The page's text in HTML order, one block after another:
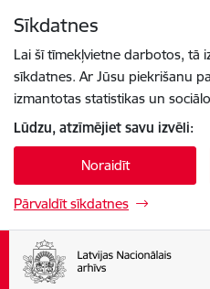
Sīkdatnes
Lai šī tīmekļvietne darbotos, tā
sīkdatnes. Ar Jūsu piekrišanu
izmantotas statistikas un
Lūdzu, atzīmējiet savu izvēli:
Noraidīt
Pārvaldīt sīkdatnes